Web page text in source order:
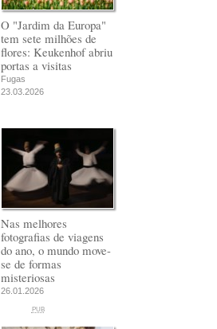
O "Jardim da Europa"
tem sete milhões de
flores: Keukenhof abriu
portas a visitas
Fugas
23.03.2026
Nas melhores
fotografias de viagens
do ano, o mundo move-
se de formas
misteriosas
26.01.2026
PUB